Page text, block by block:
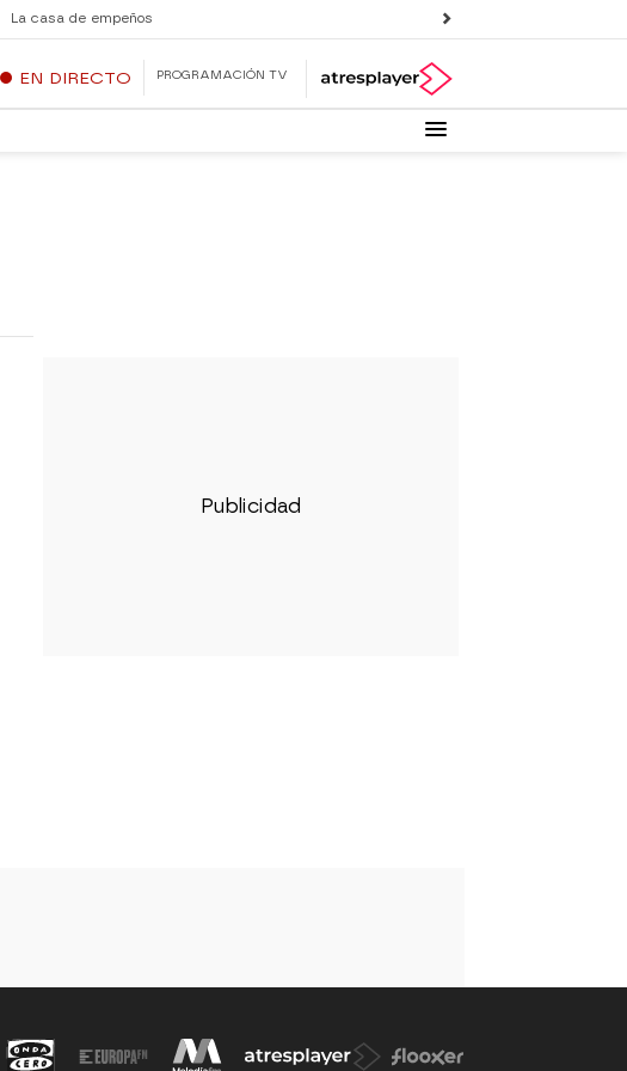
La casa de empeños
EN DIRECTO PROGRAMACIÓN TV